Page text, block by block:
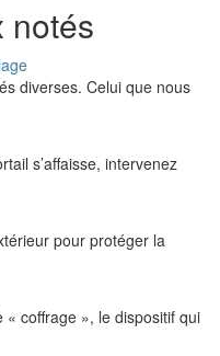
notés
diverses. Celui que nous
s’affaisse, intervenez
pour protéger la
coffrage », le dispositif qui